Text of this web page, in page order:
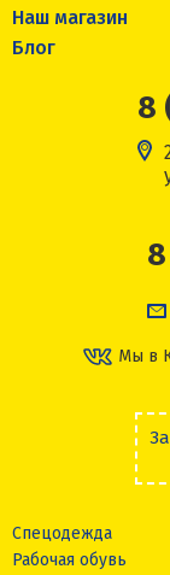
Наш магазин
Блог
8
Мы в
Спецодежда
Рабочая обувь